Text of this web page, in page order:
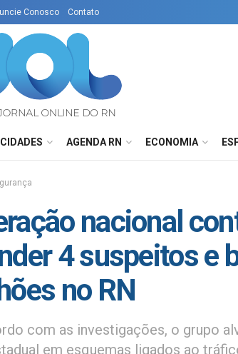
Conosco Contato
CIDADES AGENDA RN ECONOMIA
nacional
4 suspeitos e
no RN
com as investigações, o grupo
em esquemas ligados ao